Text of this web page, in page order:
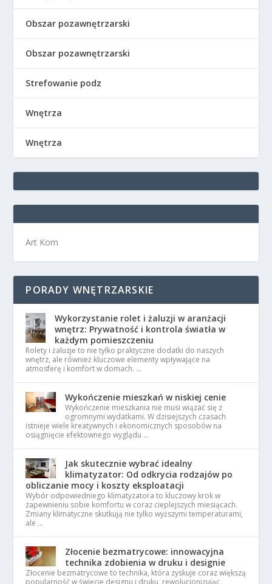
Obszar pozawnętrzarski
Obszar pozawnętrzarski
Strefowanie podz
Wnętrza
Wnętrza
Art Kom
PORADY WNĘTRZARSKIE
Wykorzystanie rolet i żaluzji w aranżacji
wnętrz: Prywatność i kontrola światła w
każdym pomieszczeniu
Rolety i żaluzje to nie tylko praktyczne dodatki do naszych
wnętrz, ale również kluczowe elementy wpływające na
atmosferę i komfort w domach. …
Wykończenie mieszkań w niskiej cenie
Wykończenie mieszkania nie musi wiązać się z
ogromnymi wydatkami. W dzisiejszych czasach
istnieje wiele kreatywnych i ekonomicznych sposobów na
osiągnięcie efektownego wyglądu …
Jak skutecznie wybrać idealny
klimatyzator: Od odkrycia rodzajów po
obliczanie mocy i koszty eksploatacji
Wybór odpowiedniego klimatyzatora to kluczowy krok w
zapewnieniu sobie komfortu w coraz cieplejszych miesiącach.
Zmiany klimatyczne skutkują nie tylko wyższymi temperaturami,
ale …
Złocenie bezmatrycowe: innowacyjna
technika zdobienia w druku i designie
Złocenie bezmatrycowe to technika, która zyskuje coraz większą
popularność w świecie designu i druku, rewolucjonizując